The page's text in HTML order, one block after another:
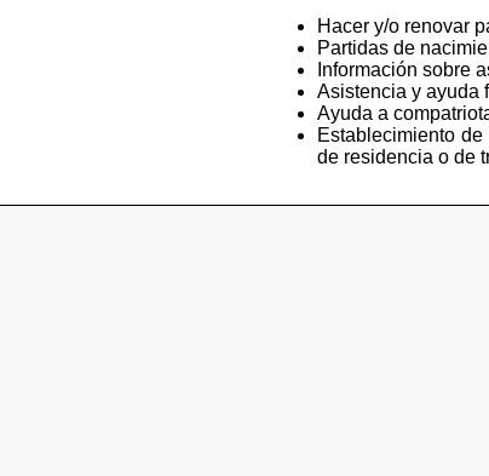
Hacer y/o renovar
Partidas de
Información sobre
Asistencia y ayuda
Ayuda a
Establecimiento
de residencia o de